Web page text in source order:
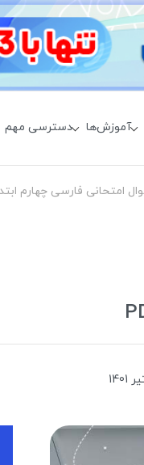
آموزش‌ها دسترسی مهم